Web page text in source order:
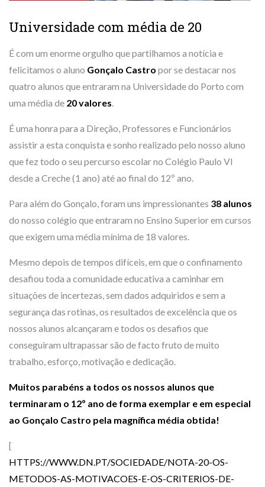
Universidade com média de 20
É com um enorme orgulho que partilhamos a notícia e
felicitamos o aluno Gonçalo Castro por se destacar nos
quatro alunos que entraram na Universidade do Porto com
uma média de 20 valores.
É uma honra para a Direção, Professores e Funcionários
assistir a esta conquista e sonho realizado pelo nosso aluno
que fez todo o seu percurso escolar no Colégio Paulo VI
desde a Creche (1 ano) até ao final do 12º ano.
Para além do Gonçalo, foram uns impressionantes 38 alunos
do nosso colégio que entraram no Ensino Superior em cursos
que exigem uma média mínima de 18 valores.
Mesmo depois de tempos difíceis, em que o confinamento
desafiou toda a comunidade educativa a caminhar em
situações de incertezas, sem dados adquiridos e sem a
segurança das rotinas, os resultados de excelência que os
nossos alunos alcançaram e todos os desafios que
conseguiram ultrapassar são de facto fruto de muito
trabalho, esforço, motivação e dedicação.
Muitos parabéns a todos os nossos alunos que
terminaram o 12º ano de forma exemplar e em especial
ao Gonçalo Castro pela magnífica média obtida!
[
HTTPS://WWW.DN.PT/SOCIEDADE/NOTA-20-OS-
METODOS-AS-MOTIVACOES-E-OS-CRITERIOS-DE-